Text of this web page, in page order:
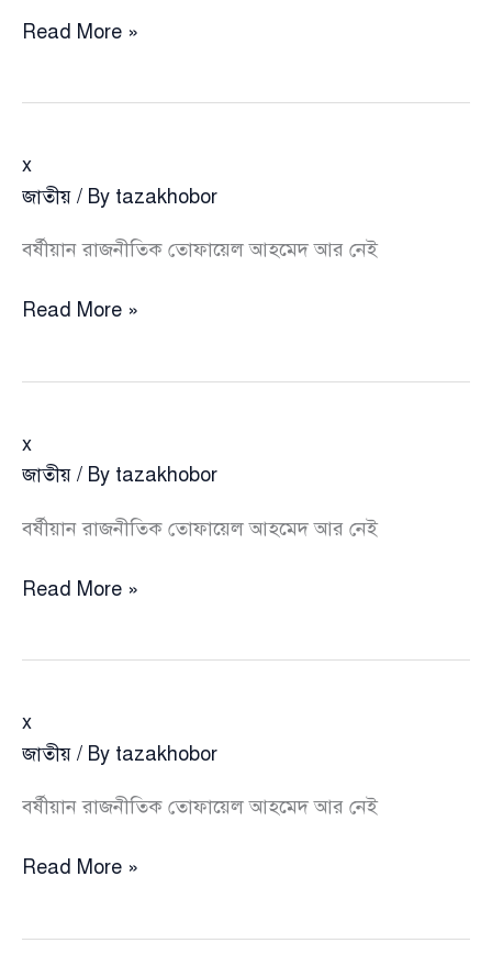
x
Read More »
x
জাতীয় / By tazakhobor
বর্ষীয়ান রাজনীতিক তোফায়েল আহমেদ আর নেই
xRead More »
x
জাতীয় / By tazakhobor
বর্ষীয়ান রাজনীতিক তোফায়েল আহমেদ আর নেই
xRead More »
x
জাতীয় / By tazakhobor
বর্ষীয়ান রাজনীতিক তোফায়েল আহমেদ আর নেই
xRead More »